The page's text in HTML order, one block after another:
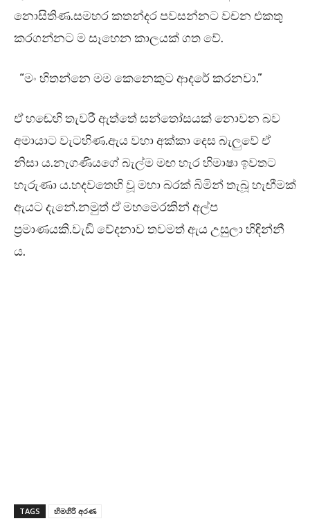
නොසිතිණ.සමහර කතන්දර පවසන්නට වචන එකතු
කරගන්නට ම සෑහෙන කාලයක් ගත වේ.
“මං හිතන්නෙ මම කෙනෙකුට ආදරේ කරනවා.”
ඒ හඬෙහි තැවරී ඇත්තේ සන්තෝසයක් නොවන බව
අමායාට වැටහිණ.ඇය වහා අක්කා දෙස බැලුවේ ඒ
නිසා ය.නැගණියගේ බැල්ම මඟ හැර හිමාෂා ඉවතට
හැරුණා ය.හදවතෙහි වූ මහා බරක් බිමින් තැබූ හැඟීමක්
ඇයට දැනේ.නමුත් ඒ මහමෙරකින් අල්ප
ප්‍රමාණයකි.වැඩි වේදනාව තවමත් ඇය උසුලා හිඳින්නී
ය.
TAGS හිමගිරි අරණ